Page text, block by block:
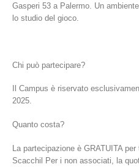
Gasperi 53 a Palermo. Un
lo studio del gioco.
Chi può partecipare?
Il Campus è riservato
2025.
Quanto costa?
La partecipazione è GRATUITA
Scacchil Per i non associati, la